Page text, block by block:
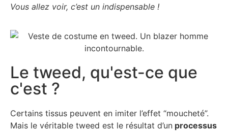
Vous allez voir, c’est un indispensable !
Le tweed, qu'est-ce que
c'est ?
Certains tissus peuvent en imiter l’effet “moucheté”.
Mais le véritable tweed est le résultat d’un processus